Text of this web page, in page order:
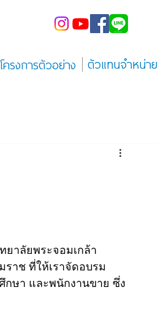
โครงการตัวอย่าง ตัวแทนจำหน่าย
าลัยพระจอมเกล้า
าช ที่ให้เราจัดอบรม
ษา และพนักงานขาย ซึ่ง